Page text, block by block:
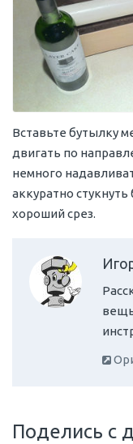
Вставьте бутылку
двигать по
немного
аккуратно
хороший срез.
Поделись с